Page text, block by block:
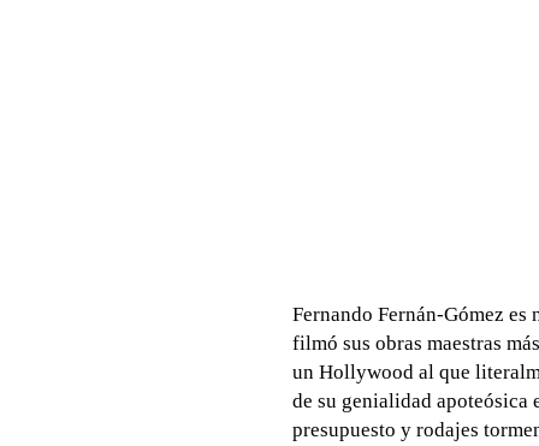
Fernando Fernán-Gómez
filmó sus obras maestras
un Hollywood al que
de su genialidad apoteósica
presupuesto y rodajes